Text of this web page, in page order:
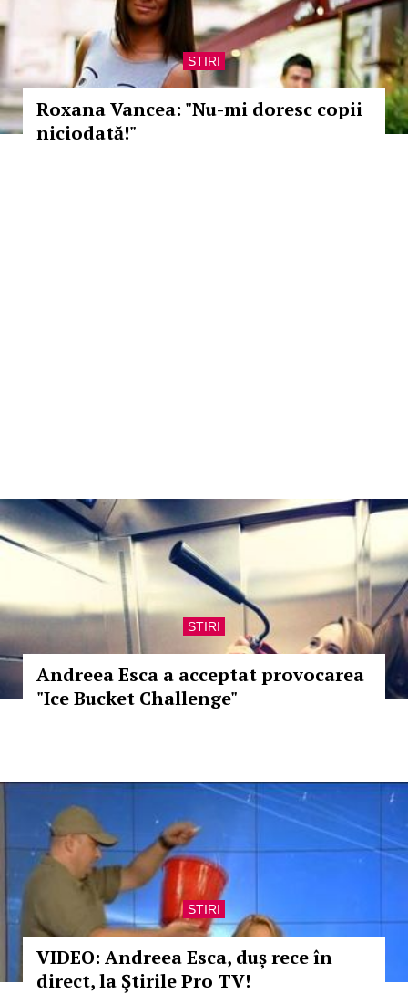
STIRI
Roxana Vancea: "Nu-mi doresc copii
niciodată!"
STIRI
Andreea Esca a acceptat provocarea
"Ice Bucket Challenge"
STIRI
VIDEO: Andreea Esca, duș rece în
direct, la Ştirile Pro TV!